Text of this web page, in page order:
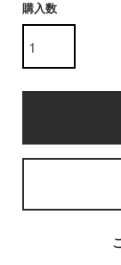
購入数